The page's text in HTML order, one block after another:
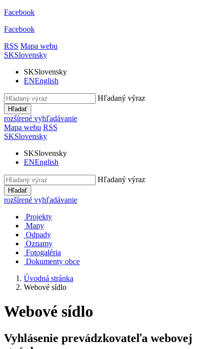
Facebook
Facebook
RSS Mapa webu
SKSlovensky
SKSlovensky
ENEnglish
Hľadaný výraz
Hľadať
rozšírené vyhľadávanie
Mapa webu RSS
SKSlovensky
SKSlovensky
ENEnglish
Hľadaný výraz
Hľadať
rozšírené vyhľadávanie
Projekty
Mapy
Odpady
Oznamy
Fotogaléria
Dokumenty obce
Úvodná stránka
Webové sídlo
Webové sídlo
Vyhlásenie prevádzkovateľa webovej